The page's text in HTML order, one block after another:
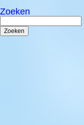
Zoeken
Zoeken
naar: